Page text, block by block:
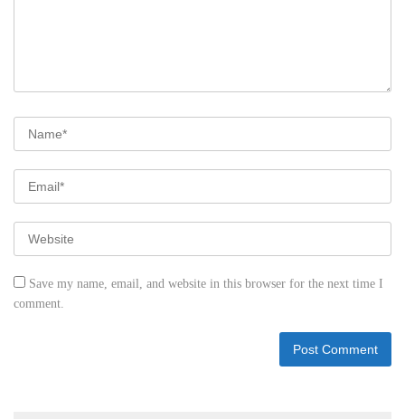
Save my name, email, and website in this browser for the next time I
comment.